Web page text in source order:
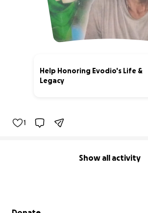
Help Honoring Evodio's Life &
Legacy
1
Show all activity
Secondary menu